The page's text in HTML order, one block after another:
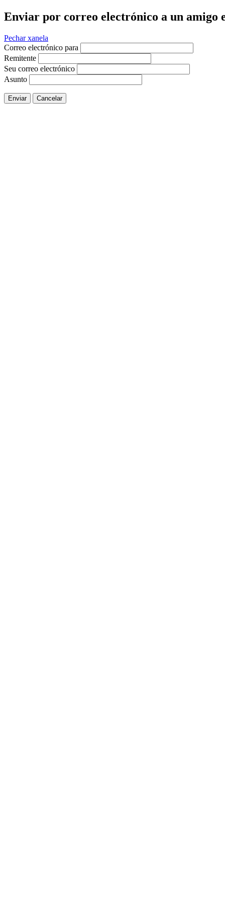
Enviar por correo electrónico a un amigo
Pechar xanela
Correo electrónico para
Remitente
Seu correo electrónico
Asunto
Enviar Cancelar